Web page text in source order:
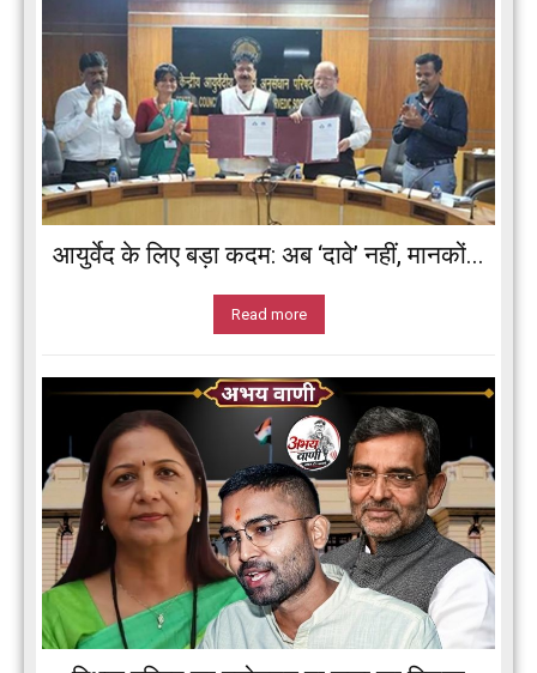
आयुर्वेद के लिए बड़ा कदम: अब ‘दावे’ नहीं, मानकों...
Read more